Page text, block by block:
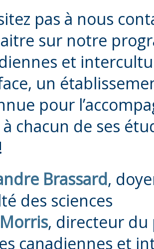
pas à nous
sur notre
et
un
pour
chacun de ses
Brassard,
des sciences
, directeur du
canadiennes et